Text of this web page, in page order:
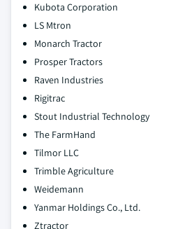
Kubota Corporation
LS Mtron
Monarch Tractor
Prosper Tractors
Raven Industries
Rigitrac
Stout Industrial Technology
The FarmHand
Tilmor LLC
Trimble Agriculture
Weidemann
Yanmar Holdings Co., Ltd.
Ztractor